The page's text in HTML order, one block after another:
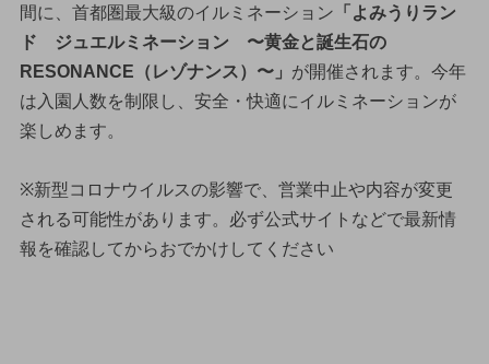
間に、首都圏最大級のイルミネーション 「よみうりラン
ド ジュエルミネーション 〜黄金と誕生石の
RESONANCE（レゾナンス）〜」 が開催されます。今年
は入園人数を制限し、安全・快適にイルミネーションが
楽しめます。
※新型コロナウイルスの影響で、営業中止や内容が変更
される可能性があります。必ず公式サイトなどで最新情
報を確認してからおでかけしてください